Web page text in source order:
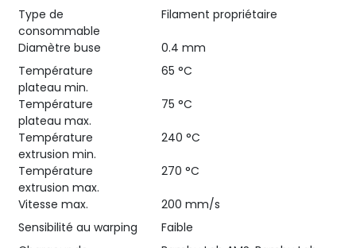
Type de
consommable
Filament propriétaire
Diamètre buse
0.4 mm
Température
plateau min.
65 °C
Température
plateau max.
75 °C
Température
extrusion min.
240 °C
Température
extrusion max.
270 °C
Vitesse max.
200 mm/s
Sensibilité au warping
Faible